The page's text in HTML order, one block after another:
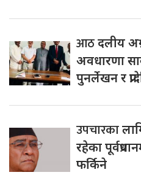
आठदलीय
अवधारणा
पुनर्लेखन र
उपचारका
रहेका
फर्किने